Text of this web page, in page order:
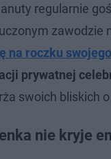
regularnie
zawodzie
na roczku
prywatnej
swoich bliskich
nie kryje